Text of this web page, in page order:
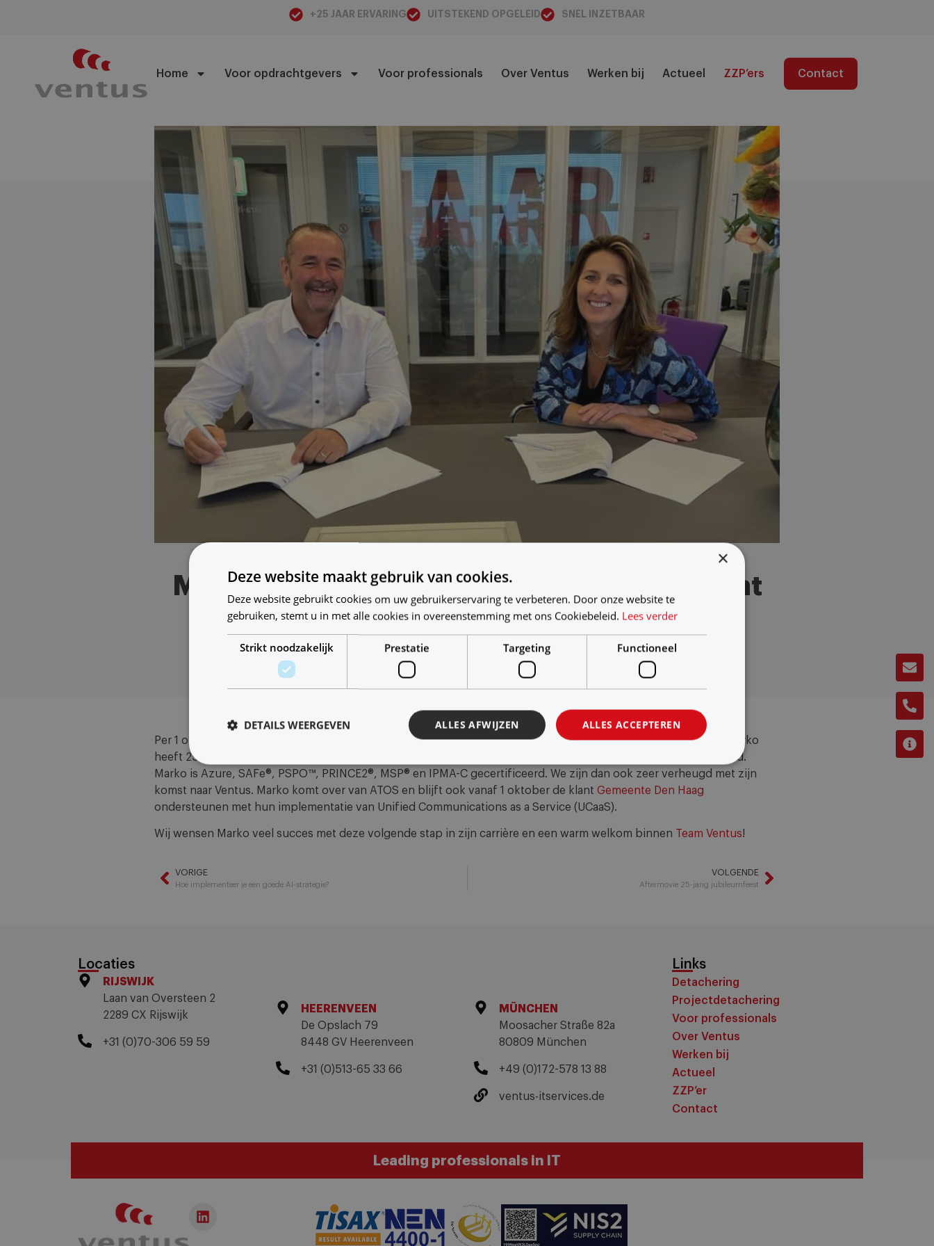
+25 JAAR ERVARING UITSTEKEND OPGELEID SNEL INZETBAAR
Home Voor opdrachtgevers Voor professionals Over Ventus Werken bij Actueel ZZP’ers Contact
Marko Vaags versterkt projectmanagement
team
2023,Nieuws 2 oktober, 2023
Per 1 oktober versterkt Marko Vaags het team vanprojectmanagersbinnen Ventus als senior projectmanager. Marko
heeft 25 jaar ervaring als projectmanager en heeft zich de laatste jaren gespecialiseerd in transities naar de cloud.
Marko is Azure, SAFe®, PSPO™, PRINCE2®, MSP® en IPMA-C gecertificeerd. We zijn dan ook zeer verheugd met zijn
komst naar Ventus. Marko komt over van ATOS en blijft ook vanaf 1 oktober de klant Gemeente Den Haag
ondersteunen met hun implementatie van Unified Communications as a Service (UCaaS).
Wij wensen Marko veel succes met deze volgende stap in zijn carrière en een warm welkom binnen Team Ventus!
VORIGE
Hoe implementeer je een goede AI-strategie?
VOLGENDE
Aftermovie 25-jarig jubileumfeest
Locaties
RIJSWIJK
Laan van Oversteen 2
2289 CX Rijswijk
+31 (0)70-306 59 59
HEERENVEEN
De Opslach 79
8448 GV Heerenveen
+31 (0)513-65 33 66
MÜNCHEN
Moosacher Straße 82a
80809 München
+49 (0)172-578 13 88
ventus-itservices.de
Links
Detachering
Projectdetachering
Voor professionals
Over Ventus
Werken bij
Actueel
ZZP’er
Contact
Leading professionals in IT
×
Deze website maakt gebruik van cookies.
Deze website gebruikt cookies om uw gebruikerservaring te verbeteren. Door onze website te
gebruiken, stemt u in met alle cookies in overeenstemming met ons Cookiebeleid. Lees verder
Strikt noodzakelijk Prestatie Targeting Functioneel
ALLES ACCEPTEREN
ALLES AFWIJZEN
DETAILS WEERGEVEN